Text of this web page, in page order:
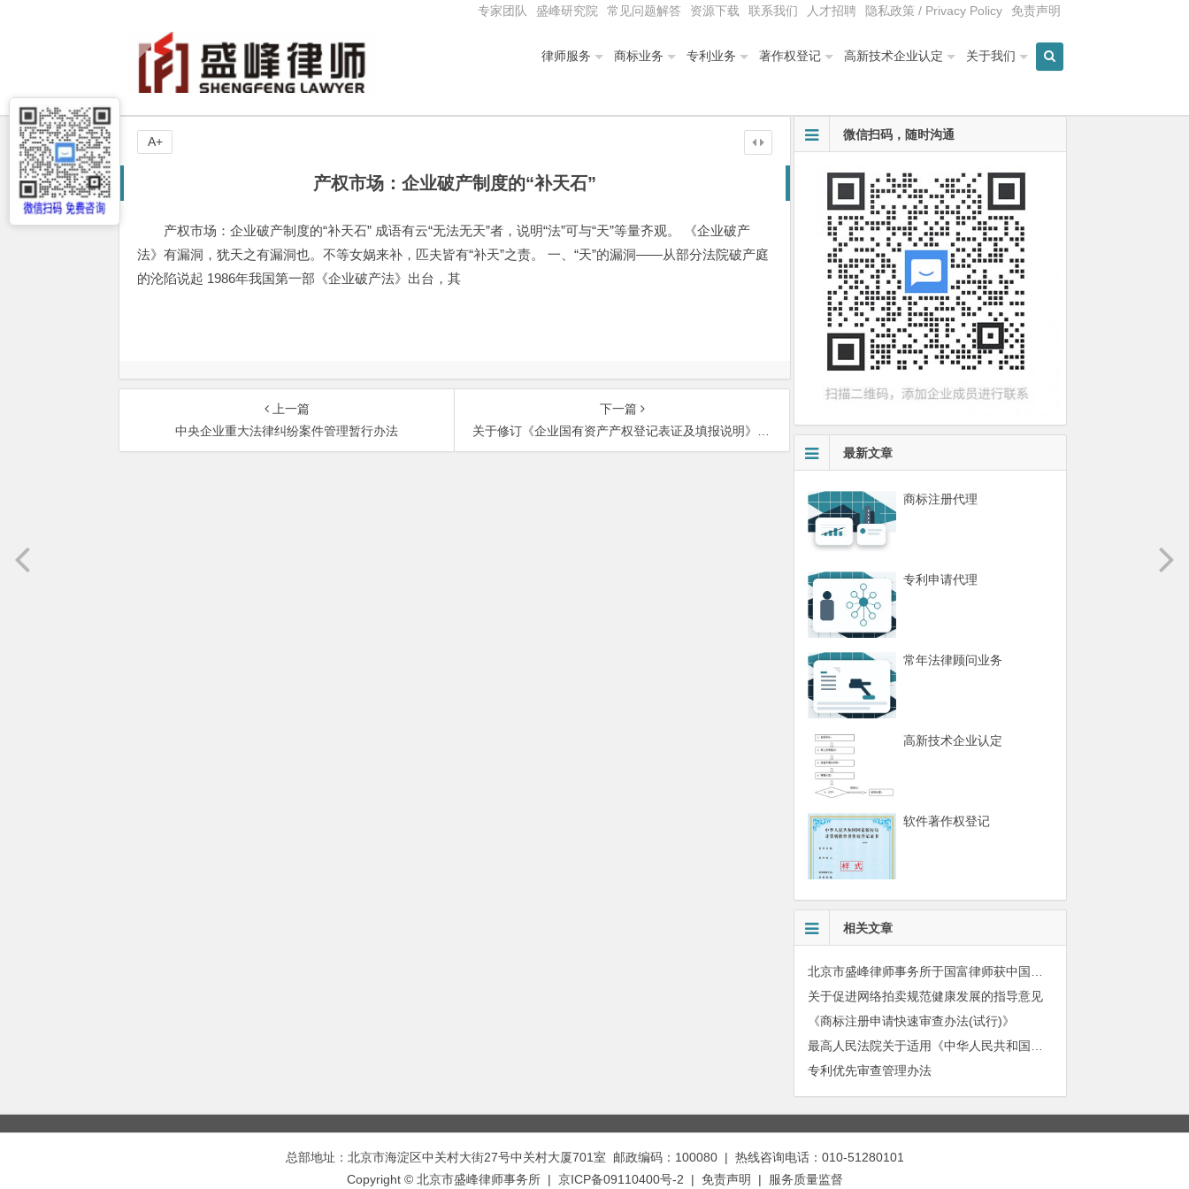
专家团队 盛峰研究院 常见问题解答 资源下载 联系我们 人才招聘 隐私政策 / Privacy Policy 免责声明
律师服务 商标业务 专利业务 著作权登记 高新技术企业认定 关于我们
产权市场：企业破产制度的“补天石”
产权市场：企业破产制度的“补天石” 成语有云“无法无天”者，说明“法”可与“天”等量齐观。 《企业破产
法》有漏洞，犹天之有漏洞也。不等女娲来补，匹夫皆有“补天”之责。 一、“天”的漏洞——从部分法院破产庭
的沦陷说起 1986年我国第一部《企业破产法》出台，其
A+
上一篇
中央企业重大法律纠纷案件管理暂行办法
下一篇
关于修订《企业国有资产产权登记表证及填报说明》的通知
微信扫码，随时沟通
最新文章
商标注册代理
专利申请代理
常年法律顾问业务
高新技术企业认定
软件著作权登记
相关文章
关于促进网络拍卖规范健康发展的指导意见
《商标注册申请快速审查办法(试行)》
专利优先审查管理办法
总部地址：北京市海淀区中关村大街27号中关村大厦701室 邮政编码：100080 | 热线咨询电话：010-51280101
Copyright © 北京市盛峰律师事务所 | 京ICP备09110400号-2 | 免责声明 | 服务质量监督